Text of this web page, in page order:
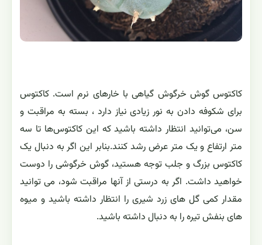
کاکتوس گوش خرگوش گیاهی با خارهای نرم است. کاکتوس
برای شکوفه دادن به نور زیادی نیاز دارد ، بسته به مراقبت و
سن، می‌توانید انتظار داشته باشید که این کاکتوس‌ها تا سه
متر ارتفاع و یک متر عرض رشد کنند.بنابر این اگر به دنبال یک
کاکتوس بزرگ و جلب توجه هستید، گوش خرگوشی را دوست
خواهید داشت. اگر به درستی از آنها مراقبت شود، می توانید
مقدار کمی گل های زرد شیری را انتظار داشته باشید و میوه
های بنفش تیره را به دنبال داشته باشید.